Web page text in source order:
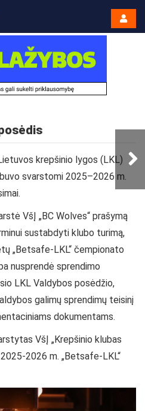
krepšinio lygos (LKL)
svarstomi 2025–2026 m.
VšĮ „BC Wolves“ prašymą
sustabdyti klubo turimą,
„Betsafe-LKL“ čempionato
nusprendė sprendimo
LKL Valdybos posėdžio,
galimų sprendimų teisinį
dokumentams.
VšĮ „Krepšinio klubas
2026 m. „Betsafe-LKL“